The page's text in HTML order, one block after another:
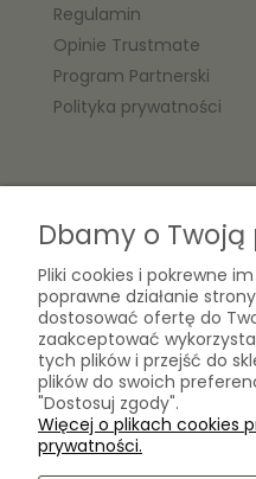
Regulamin
Opinie Trustmate
Program Partnerski
Polityka prywatności
O nas
Kontakt
Biogram Henryk Różański
Blog
O firmie
Dbamy o
Pliki cookies i pokrewne
poprawne działanie
dostosować ofertę do
zaakceptować
tych plików i przejść do
plików do swoich
"Dostosuj zgody".
Więcej o plikach cookies
prywatności.